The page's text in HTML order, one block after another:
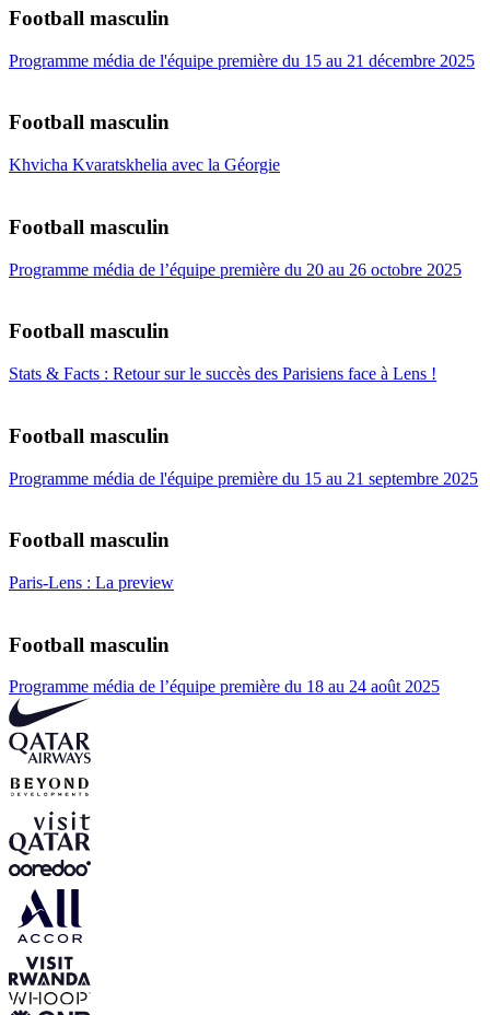
Football masculin
Programme média de l'équipe première du 15 au 21 décembre 2025
Football masculin
Khvicha Kvaratskhelia avec la Géorgie
Football masculin
Programme média de l’équipe première du 20 au 26 octobre 2025
Football masculin
Stats & Facts : Retour sur le succès des Parisiens face à Lens !
Football masculin
Programme média de l'équipe première du 15 au 21 septembre 2025
Football masculin
Paris-Lens : La preview
Football masculin
Programme média de l’équipe première du 18 au 24 août 2025